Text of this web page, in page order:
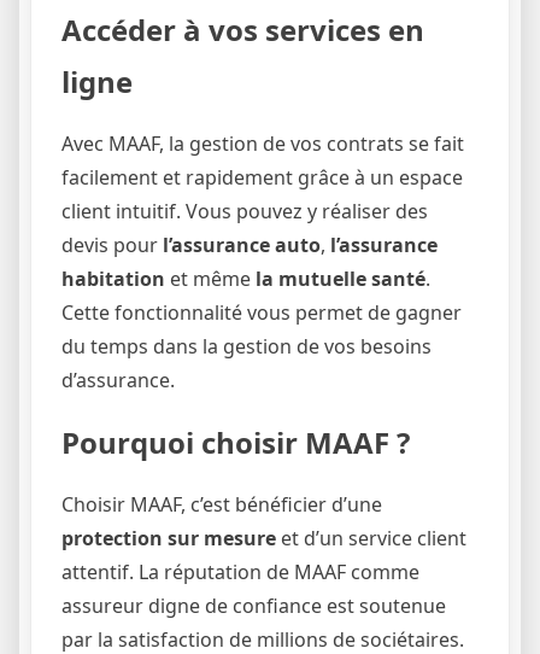
Accéder à vos services en
ligne
Avec MAAF, la gestion de vos contrats se fait
facilement et rapidement grâce à un espace
client intuitif. Vous pouvez y réaliser des
devis pour l’assurance auto, l’assurance
habitation et même la mutuelle santé.
Cette fonctionnalité vous permet de gagner
du temps dans la gestion de vos besoins
d’assurance.
Pourquoi choisir MAAF ?
Choisir MAAF, c’est bénéficier d’une
protection sur mesure et d’un service client
attentif. La réputation de MAAF comme
assureur digne de confiance est soutenue
par la satisfaction de millions de sociétaires.